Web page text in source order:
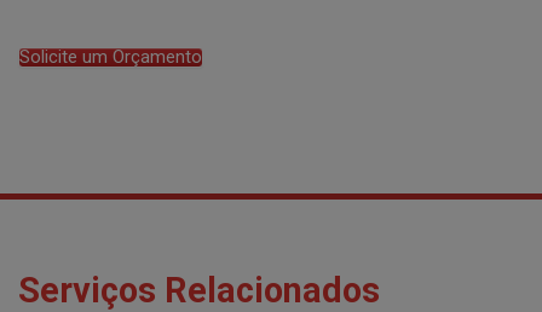
Solicite um Orçamento
Serviços Relacionados